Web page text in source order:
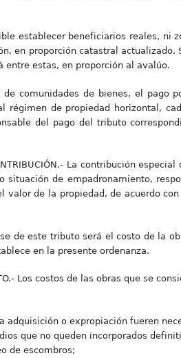
establecer beneficiarios reales, ni
en proporción catastral
entre estas, en proporción al avalúo.
comunidades de bienes, el pago
régimen de propiedad horizontal,
del pago del tributo
La contribución
situación de empadronamiento,
valor de la propiedad, de acuerdo
de este tributo será el costo de la
en la presente ordenanza.
Los costos de las obras que se
adquisición o expropiación fueren
que no queden incorporados
de escombros;